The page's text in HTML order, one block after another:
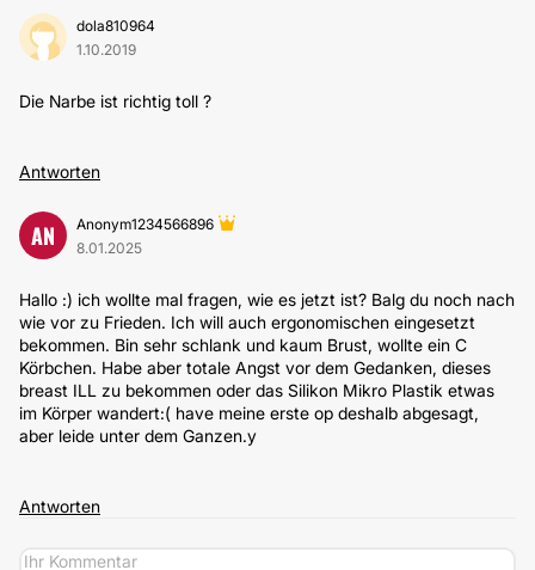
dola810964
1.10.2019
Die Narbe ist richtig toll ?
Antworten
AN
Anonym1234566896
8.01.2025
Hallo :) ich wollte mal fragen, wie es jetzt ist? Balg du noch nach
wie vor zu Frieden. Ich will auch ergonomischen eingesetzt
bekommen. Bin sehr schlank und kaum Brust, wollte ein C
Körbchen. Habe aber totale Angst vor dem Gedanken, dieses
breast ILL zu bekommen oder das Silikon Mikro Plastik etwas
im Körper wandert:( have meine erste op deshalb abgesagt,
aber leide unter dem Ganzen.y
Antworten